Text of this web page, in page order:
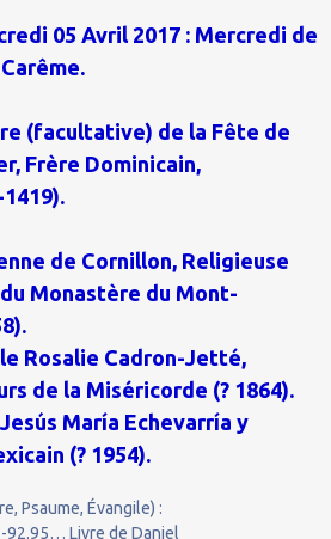
05 Avril 2017 : Mercredi de
(facultative) de la Fête de
Frère Dominicain,
de Cornillon, Religieuse
Monastère du Mont-
Rosalie Cadron-Jetté,
de la Miséricorde (? 1864).
María Echevarría y
(? 1954).
Psaume, Évangile) :
92.95… Livre de Daniel